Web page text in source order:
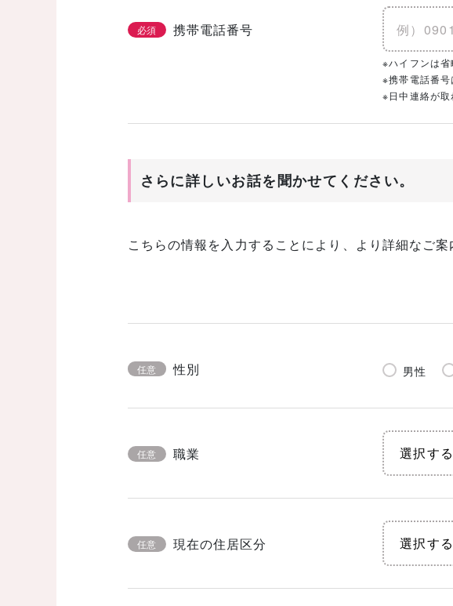
必須 携帯電話番号
※ハイフンは
※携帯電話番
※日中連絡が取
さらに詳しいお話を聞かせてください。
こちらの情報を入力することにより、より詳細なご
任意 性別 男性
任意 職業
任意 現在の住居区分